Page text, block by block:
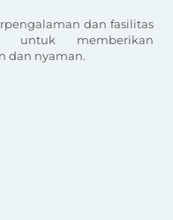
dan fasilitas
untuk memberikan
dan nyaman.